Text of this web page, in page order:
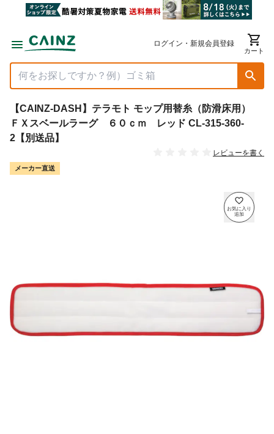
ログイン・新規会員登録
カート
【CAINZ-DASH】テラモト モップ用替糸（防滑床用）
ＦＸスベールラーグ ６０ｃｍ レッド CL-315-360-
2【別送品】
レビューを書く
メーカー直送